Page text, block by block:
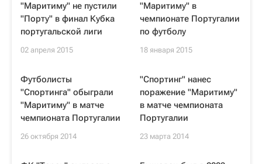
"Маритиму" не пустили
"Порту" в финал Кубка
португальской лиги
02 апреля 2015
"Маритиму" в
чемпионате Португалии
по футболу
18 января 2015
Футболисты
"Спортинга" обыграли
"Маритиму" в матче
чемпионата Португалии
26 октября 2014
"Спортинг" нанес
поражение "Маритиму"
в матче чемпионата
Португалии
23 марта 2014